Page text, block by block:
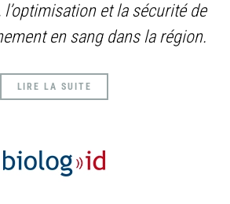
et la sécurité de
en sang dans la région.
LIRE LA SUITE